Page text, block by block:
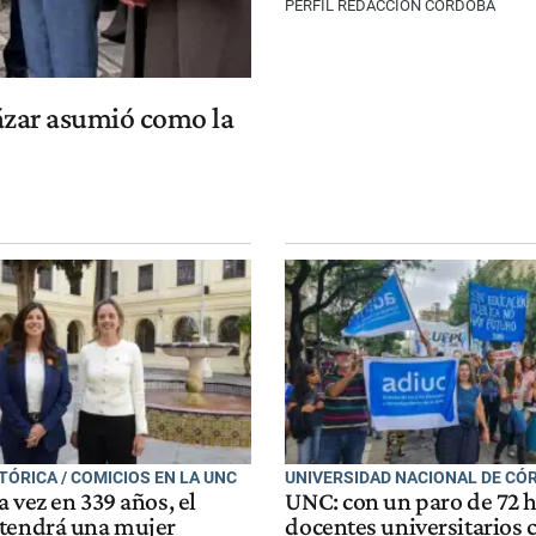
asumió como la
PERFIL REDACCIÓN CÓRDOBA
/ COMICIOS EN LA UNC
en 339 años, el
una mujer
UNIVERSIDAD NACIONAL DE
UNC: con un paro de 72
docentes universitarios